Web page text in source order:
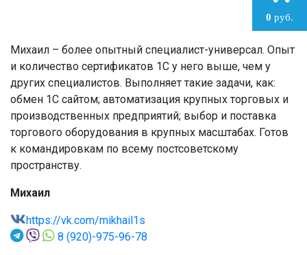
Михаил – более опытный специалист-универсал. Опыт
и количество сертификатов 1С у него выше, чем у
других специалистов. Выполняет такие задачи, как:
обмен 1С сайтом; автоматизация крупных торговых и
производственных предприятий; выбор и поставка
торгового оборудования в крупных масштабах. Готов
к командировкам по всему постсоветскому
пространству.
Михаил
https://vk.com/mikhail1s
8 (920)-975-96-78
0 руб.